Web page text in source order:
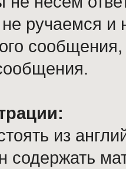
ручаемся и
из
содержать